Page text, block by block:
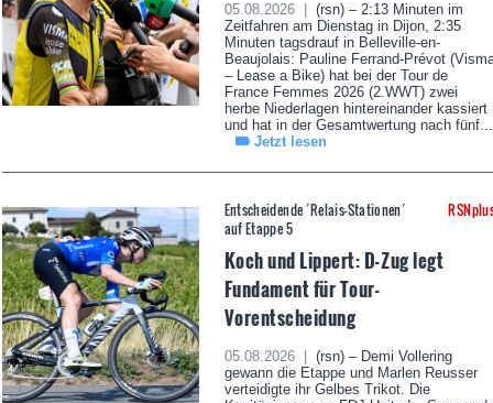
05.08.2026 |
(rsn) – 2:13 Minuten im
Zeitfahren am Dienstag in Dijon, 2:35
Minuten tagsdrauf in Belleville-en-
Beaujolais: Pauline Ferrand-Prévot
– Lease a Bike) hat bei der Tour de
France Femmes 2026 (2.WWT) zwei
herbe Niederlagen hintereinander kassiert
und hat in der Gesamtwertung nach fünf...
Jetzt lesen
Entscheidende ´Relais-Stationen´
auf Etappe 5
Koch und Lippert: D-Zug legt
Fundament für Tour-
Vorentscheidung
05.08.2026 |
(rsn) – Demi Vollering
gewann die Etappe und Marlen Reusser
verteidigte ihr Gelbes Trikot. Die